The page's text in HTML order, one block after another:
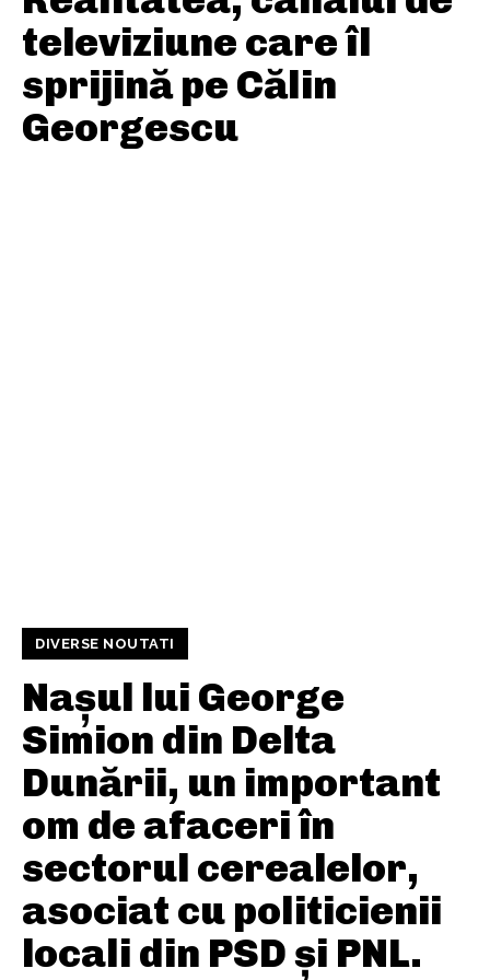
televiziune care îl
sprijină pe Călin
Georgescu
DIVERSE NOUTATI
Nașul lui George
Simion din Delta
Dunării, un important
om de afaceri în
sectorul cerealelor,
asociat cu politicienii
locali din PSD și PNL.